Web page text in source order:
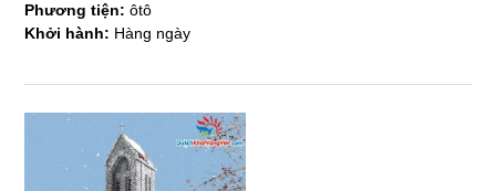
Phương tiện:ôtô
Khởi hành: Hàng ngày